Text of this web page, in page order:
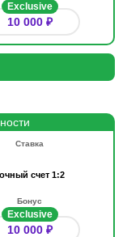
Exclusive
10 000 ₽
Ставка
счет 1:2
Бонус
Exclusive
10 000 ₽